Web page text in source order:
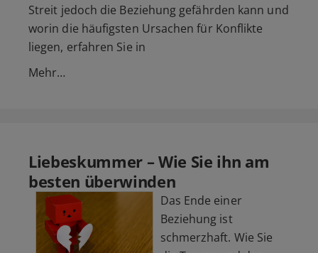
Streit jedoch die Beziehung gefährden kann und
worin die häufigsten Ursachen für Konflikte
liegen, erfahren Sie in
Mehr…
Liebeskummer – Wie Sie ihn am
besten überwinden
Das Ende einer
Beziehung ist
schmerzhaft. Wie Sie